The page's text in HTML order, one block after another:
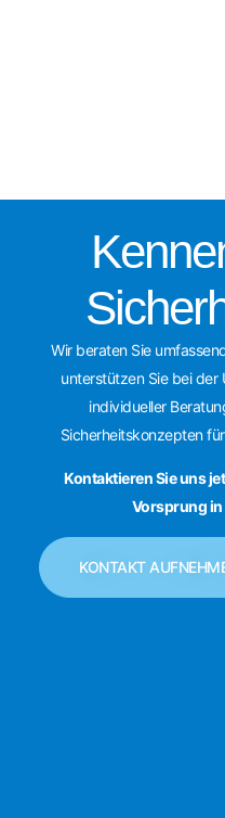
Wir beraten Sie
unterstützen Sie bei der
individueller
Sicherheitskonzepten
Kontaktieren Sie uns
Vorsprung
KONTAKT